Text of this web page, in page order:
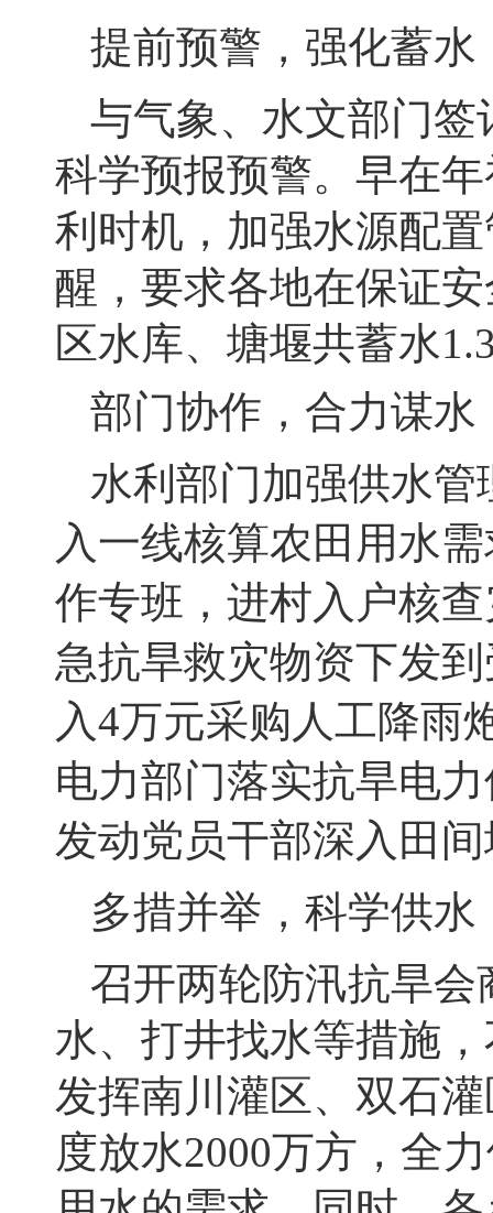
提前预警，强化蓄水
与气象、水文部门
科学预报预警。早在
利 时机，加强水源配
醒，要求各地在保证
区水库、塘堰共蓄水
部门协作，合力谋水
水利部门加强供水
入一线核算农田用水
作专班，进村入户核
急抗旱救灾物资下发
入4万元采购人工降雨
电力部门落实抗旱电
发动党员干部深入田
多措并举，科学供水
召开两轮防汛抗旱
水、打井找水等措施
发挥南川灌区、双石
度放水2000万方，全